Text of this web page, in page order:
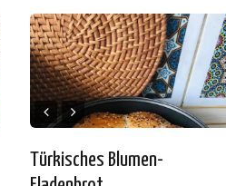
Türkisches Blumen-